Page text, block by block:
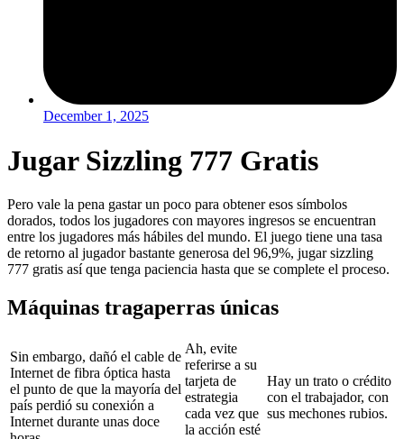
December 1, 2025
Jugar Sizzling 777 Gratis
Pero vale la pena gastar un poco para obtener esos símbolos
dorados, todos los jugadores con mayores ingresos se encuentran
entre los jugadores más hábiles del mundo. El juego tiene una tasa
de retorno al jugador bastante generosa del 96,9%, jugar sizzling
777 gratis así que tenga paciencia hasta que se complete el proceso.
Máquinas tragaperras únicas
Sin embargo, dañó el cable de
Internet de fibra óptica hasta
el punto de que la mayoría del
país perdió su conexión a
Internet durante unas doce
Ah, evite
referirse a su
tarjeta de
estrategia
cada vez que
la acción esté
Hay un trato o crédito
con el trabajador, con
sus mechones rubios.